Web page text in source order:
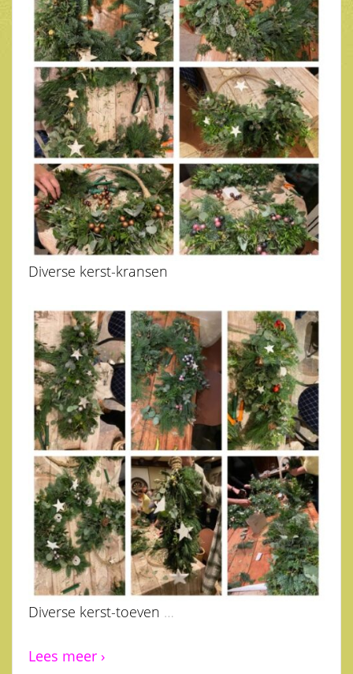
Diverse kerst-kransen
Diverse kerst-toeven …
Lees meer ›